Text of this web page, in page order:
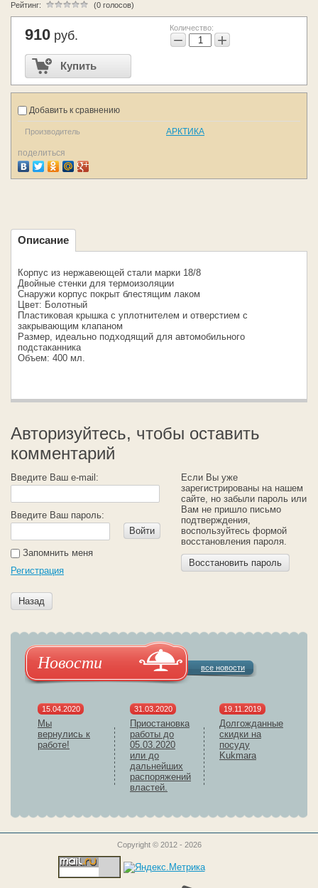
Рейтинг: (0 голосов)
910 руб.
Количество:
− +
Купить
Добавить к сравнению
Производитель АРКТИКА
поделиться
Описание
Корпус из нержавеющей стали марки 18/8
Двойные стенки для термоизоляции
Снаружи корпус покрыт блестящим лаком
Цвет: Болотный
Пластиковая крышка с уплотнителем и отверстием с
закрывающим клапаном
Размер, идеально подходящий для автомобильного
подстаканника
Объем: 400 мл.
Авторизуйтесь, чтобы оставить
комментарий
Введите Ваш e-mail:
Введите Ваш пароль:
Войти
Запомнить меня
Регистрация
Если Вы уже
зарегистрированы на нашем
сайте, но забыли пароль или
Вам не пришло письмо
подтверждения,
воспользуйтесь формой
восстановления пароля.
Восстановить пароль
Назад
Новости все новости
15.04.2020
Мы
вернулись к
работе!
31.03.2020
Приостановка
работы до
05.03.2020
или до
дальнейших
распоряжений
властей.
19.11.2019
Долгожданные
скидки на
посуду
Kukmara
Copyright © 2012 - 2026